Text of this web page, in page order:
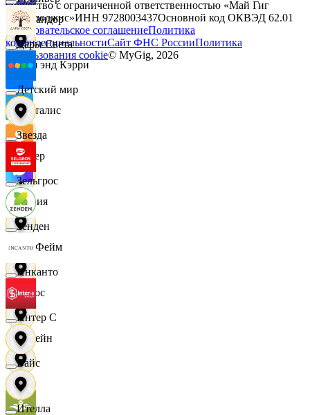
Командор
Кэш энд Кэрри
Лакталис
Левер
Линия
ЛисФейм
Логос
Лорейн
Луч
Дары Света
Детский мир
Звезда
Зельгрос
Зенден
Инканто
Интер С
Вайс
Ителла
Общество с ограниченной ответственностью «Май Гиг
Технолоджис»ИНН 9728003437Основной код ОКВЭД 62.01
Пользовательское соглашениеПолитика
конфиденциальностиСайт ФНС РоссииПолитика
использования cookie© MyGig, 2026